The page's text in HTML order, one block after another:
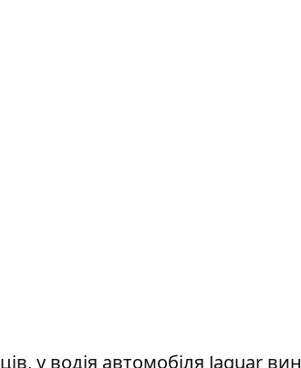
у водія автомобіля Jaguar